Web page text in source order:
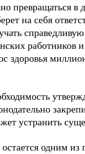
превращаться
на себя
работников
здоровья
устранить
одним